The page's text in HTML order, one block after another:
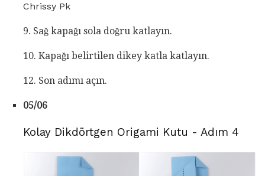
Chrissy Pk
9. Sağ kapağı sola doğru katlayın.
10. Kapağı belirtilen dikey katla katlayın.
12. Son adımı açın.
05/06
Kolay Dikdörtgen Origami Kutu - Adım 4